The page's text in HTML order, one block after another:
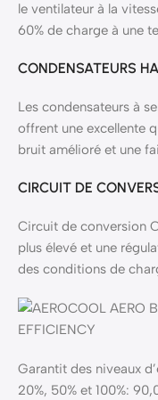
le ventilateur à la
60% de charge à une
CONDENSATEURS
Les condensateurs à
offrent une excellente
bruit amélioré et une
CIRCUIT DE
Circuit de conversion
plus élevé et une
des conditions de
Garantit des niveaux
20%, 50% et 100%: